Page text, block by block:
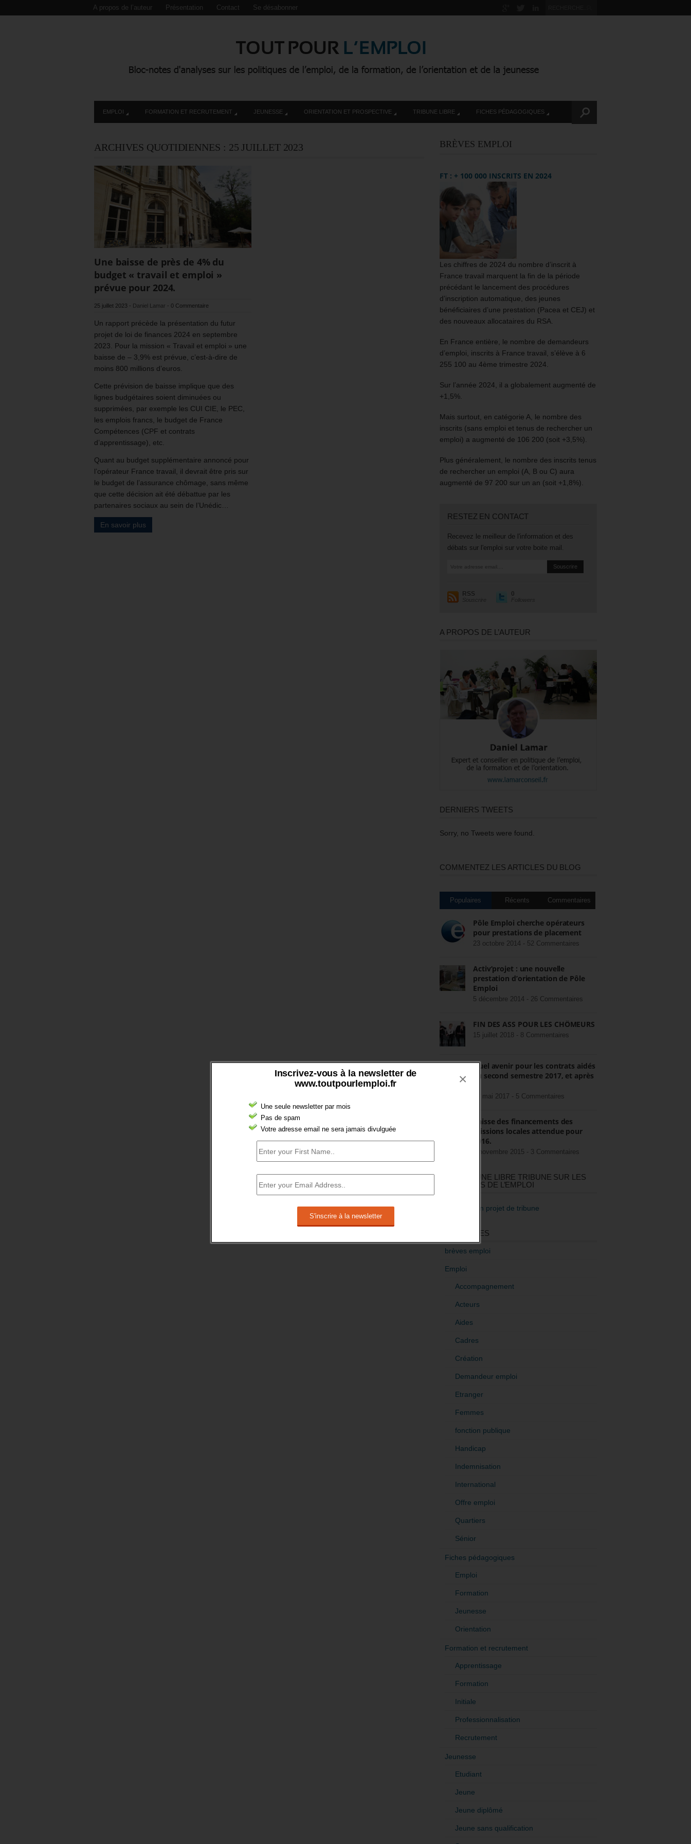
Inscrivez-vous à la newsletter de
www.toutpourlemploi.fr
Une seule newsletter par mois
Pas de spam
Votre adresse email ne sera jamais divulguée
×
A propos de l’auteur Présentation Contact Se désabonner
EMPLOI FORMATION ET RECRUTEMENT JEUNESSE ORIENTATION ET PROSPECTIVE TRIBUNE LIBRE FICHES PÉDAGOGIQUES
ARCHIVES QUOTIDIENNES : 25 JUILLET 2023
Une baisse de près de 4% du
budget « travail et emploi »
prévue pour 2024.
25 juillet 2023 - Daniel Lamar - 0 Commentaire
Un rapport précède la présentation du futur
projet de loi de finances 2024 en septembre
2023. Pour la mission « Travail et emploi » une
baisse de – 3,9% est prévue, c’est-à-dire de
moins 800 millions d’euros.
Cette prévision de baisse implique que des
lignes budgétaires soient diminuées ou
supprimées, par exemple les CUI CIE, le PEC,
les emplois francs, le budget de France
Compétences (CPF et contrats
d’apprentissage), etc.
Quant au budget supplémentaire annoncé pour
l’opérateur France travail, il devrait être pris sur
le budget de l’assurance chômage, sans même
que cette décision ait été débattue par les
partenaires sociaux au sein de l’Unédic…
En savoir plus
BRÈVES EMPLOI
FT : + 100 000 INSCRITS EN 2024
Les chiffres de 2024 du nombre d’inscrit à
France travail marquent la fin de la période
précédant le lancement des procédures
d’inscription automatique, des jeunes
bénéficiaires d’une prestation (Pacea et CEJ) et
des nouveaux allocataires du RSA.
En France entière, le nombre de demandeurs
d’emploi, inscrits à France travail, s’élève à 6
255 100 au 4ème trimestre 2024.
Sur l’année 2024, il a globalement augmenté de
+1,5%.
Mais surtout, en catégorie A, le nombre des
inscrits (sans emploi et tenus de rechercher un
emploi) a augmenté de 106 200 (soit +3,5%).
Plus généralement, le nombre des inscrits tenus
de rechercher un emploi (A, B ou C) aura
augmenté de 97 200 sur un an (soit +1,8%).
RESTEZ EN CONTACT
Recevez le meilleur de l'information et des
débats sur l'emploi sur votre boite mail.
RSS
Souscrire
0
Followers
A PROPOS DE L’AUTEUR
DERNIERS TWEETS
Sorry, no Tweets were found.
COMMENTEZ LES ARTICLES DU BLOG
Populaires Récents Commentaires
Pôle Emploi cherche opérateurs
pour prestations de placement
23 octobre 2014 - 52 Commentaires
Activ’projet : une nouvelle
prestation d’orientation de Pôle
Emploi
5 décembre 2014 - 26 Commentaires
FIN DES ASS POUR LES CHÔMEURS
15 juillet 2018 - 8 Commentaires
Quel avenir pour les contrats aidés
au second semestre 2017, et après
22 mai 2017 - 5 Commentaires
Baisse des financements des
missions locales attendue pour
2016.
3 novembre 2015 - 3 Commentaires
RÉDIGEZ UNE LIBRE TRIBUNE SUR LES
POLITIQUES DE L’EMPLOI
>Décrire mon projet de tribune
CATÉGORIES
brèves emploi
Emploi
Accompagnement
Acteurs
Aides
Cadres
Création
Demandeur emploi
Etranger
Femmes
fonction publique
Handicap
Indemnisation
International
Offre emploi
Quartiers
Sénior
Fiches pédagogiques
Emploi
Formation
Jeunesse
Orientation
Formation et recrutement
Apprentissage
Formation
Initiale
Professionnalisation
Recrutement
Jeunesse
Etudiant
Jeune
Jeune diplômé
Jeune sans qualification